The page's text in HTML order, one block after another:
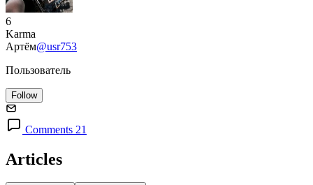
6
Karma
Артём@usr753
Пользователь
Follow
Comments 21
Articles